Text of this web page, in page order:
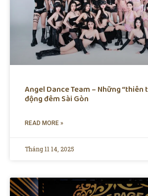
Angel Dance Team – Những “thiên
động đêm Sài Gòn
READ MORE »
Tháng 11 14, 2025